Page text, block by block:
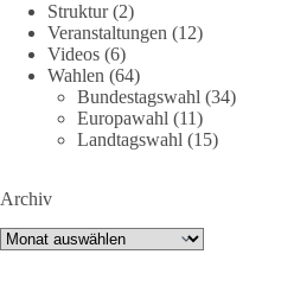
Demonstration mit dem Motto
Feind“ statt.
Hier ein Auszug aus der Rede von
Bundestagsabgeordneten Sevim
„Wir müssen Nein sagen zu diesem
👉 Hier geht es zum vollständigen
https://www.youtube.com/live/
Struktur(2)
Veranstaltungen (12)
Videos (6)
Wahlen (64)
Bundestagswahl (34)
Europawahl (11)
Landtagswahl (15)
Archiv
Archiv